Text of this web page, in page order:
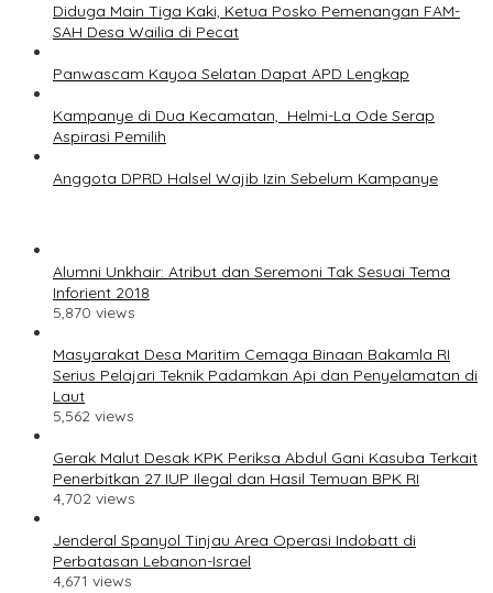
Diduga Main Tiga Kaki, Ketua Posko Pemenangan FAM-
SAH Desa Wailia di Pecat
Panwascam Kayoa Selatan Dapat APD Lengkap
Kampanye di Dua Kecamatan, Helmi-La Ode Serap
Aspirasi Pemilih
Anggota DPRD Halsel Wajib Izin Sebelum Kampanye
Alumni Unkhair: Atribut dan Seremoni Tak Sesuai Tema
Inforient 2018
5,870 views
Masyarakat Desa Maritim Cemaga Binaan Bakamla RI
Serius Pelajari Teknik Padamkan Api dan Penyelamatan di
Laut
5,562 views
Gerak Malut Desak KPK Periksa Abdul Gani Kasuba Terkait
Penerbitkan 27 IUP Ilegal dan Hasil Temuan BPK RI
4,702 views
Jenderal Spanyol Tinjau Area Operasi Indobatt di
Perbatasan Lebanon-Israel
4,671 views